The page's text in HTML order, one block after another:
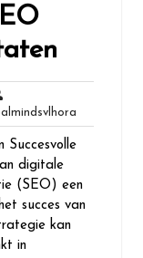
Succesvolle
digitale
(SEO) een
succes van
kan
in